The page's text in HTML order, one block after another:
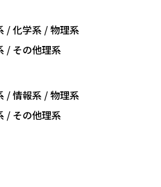
/ 化学系 / 物理系
/ その他理系
/ 情報系 / 物理系
/ その他理系